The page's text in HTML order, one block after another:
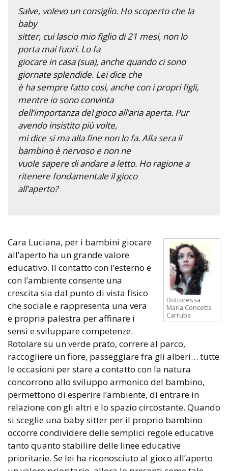
Salve, volevo un consiglio. Ho scoperto che la
baby
sitter, cui lascio mio figlio di 21 mesi, non lo
porta mai fuori. Lo fa
giocare in casa (sua), anche quando ci sono
giornate splendide. Lei dice che
è ha sempre fatto così, anche con i propri figli,
mentre io sono convinta
dell’importanza del gioco all’aria aperta. Pur
avendo insistito più volte,
mi dice si ma alla fine non lo fa. Alla sera il
bambino è nervoso e non ne
vuole sapere di andare a letto. Ho ragione a
ritenere fondamentale il gioco
all’aperto?
Dottoressa
Maria Concetta
Carruba
Cara Luciana, per i bambini giocare
all’aperto ha un grande valore
educativo. Il contatto con l’esterno e
con l’ambiente consente una
crescita sia dal punto di vista fisico
che sociale e rappresenta una vera
e propria palestra per affinare i
sensi e sviluppare competenze.
Rotolare su un verde prato, correre al parco,
raccogliere un fiore, passeggiare fra gli alberi… tutte
le occasioni per stare a contatto con la natura
concorrono allo sviluppo armonico del bambino,
permettono di esperire l’ambiente, di entrare in
relazione con gli altri e lo spazio circostante. Quando
si sceglie una baby sitter per il proprio bambino
occorre condividere delle semplici regole educative
tanto quanto stabilire delle linee educative
prioritarie. Se lei ha riconosciuto al gioco all’aperto